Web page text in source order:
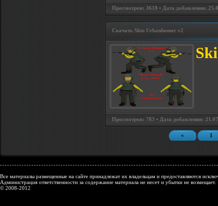
Просмотров: 3618 • Дата добавления:
Скачать Skin Urbanhomer v2
Просмотров: 783 • Дата добавления:
« 1
Все материалы размещенные на сайте принадлежат их владельцам и предоставляются
Администрация ответственности за содержание материала не несет и убытки не возмещает.
© 2008-2012